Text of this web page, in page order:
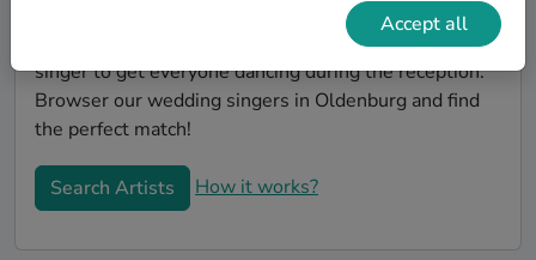
you're looking for someone to do something
classically beautiful during the ceremony, or a soul
singer to get everyone dancing during the reception.
Browser our wedding singers in Oldenburg and find
the perfect match!
Search Artists How it works?
Accept all